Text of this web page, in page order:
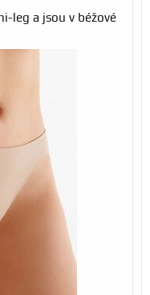
leg a jsou v béžové